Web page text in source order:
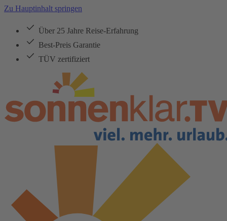
Zu Hauptinhalt springen
Über 25 Jahre Reise-Erfahrung
Best-Preis Garantie
TÜV zertifiziert